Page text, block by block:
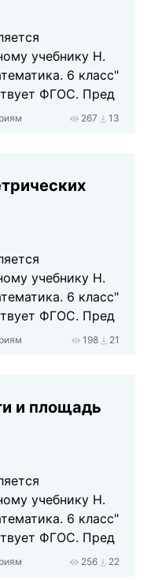
учебнику Н.
6 класс"
ФГОС. Пред
267 13
учебнику Н.
6 класс"
ФГОС. Пред
198 21
и площадь
учебнику Н.
6 класс"
ФГОС. Пред
256 22